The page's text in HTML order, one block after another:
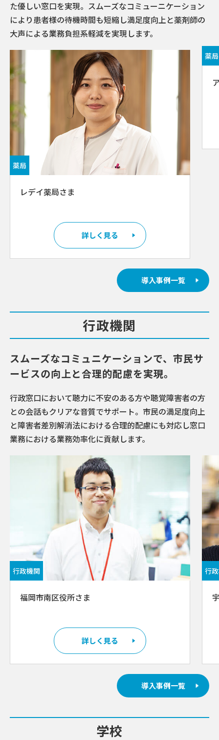
た優しい窓口を実現。スムーズなコミューニケーション
により患者様の待機時間も短縮し満⾜度向上と薬剤師の
大声による業務負担系軽減を実現します。
薬局
レデイ薬局さま
詳しく見る
薬局
導入事例一覧
行政機関
スムーズなコミュニケーションで、市民サ
ービスの向上と合理的配慮を実現。
行政窓口において聴力に不安のある方や聴覚障害者の方
との会話もクリアな音質でサポート。市民の満足度向上
と障害者差別解消法における合理的配慮にも対応し窓口
業務における業務効率化に貢献します。
⾏政機関
福岡市南区役所さま
詳しく見る
⾏
導入事例一覧
学校